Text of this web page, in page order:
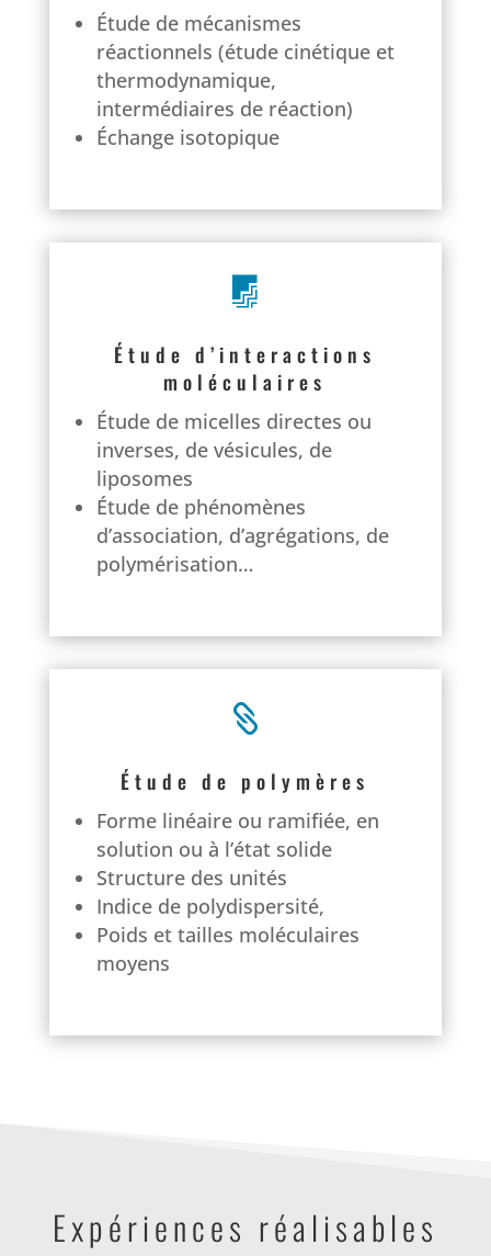
Étude de mécanismes
réactionnels (étude cinétique et
thermodynamique,
intermédiaires de réaction)
Échange isotopique

Étude d’interactions
moléculaires
Étude de micelles directes ou
inverses, de vésicules, de
liposomes
Étude de phénomènes
d’association, d’agrégations, de
polymérisation…

Étude de polymères
Forme linéaire ou ramifiée, en
solution ou à l’état solide
Structure des unités
Indice de polydispersité,
Poids et tailles moléculaires
moyens
Expériences réalisables